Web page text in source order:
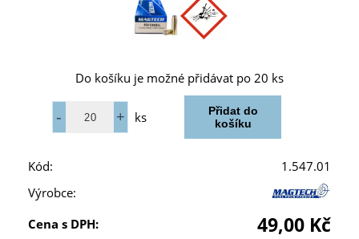
Do košíku je možné přidávat po 20 ks
ks
Kód:
1.547.01
Výrobce:
Cena s DPH:
49,00 Kč